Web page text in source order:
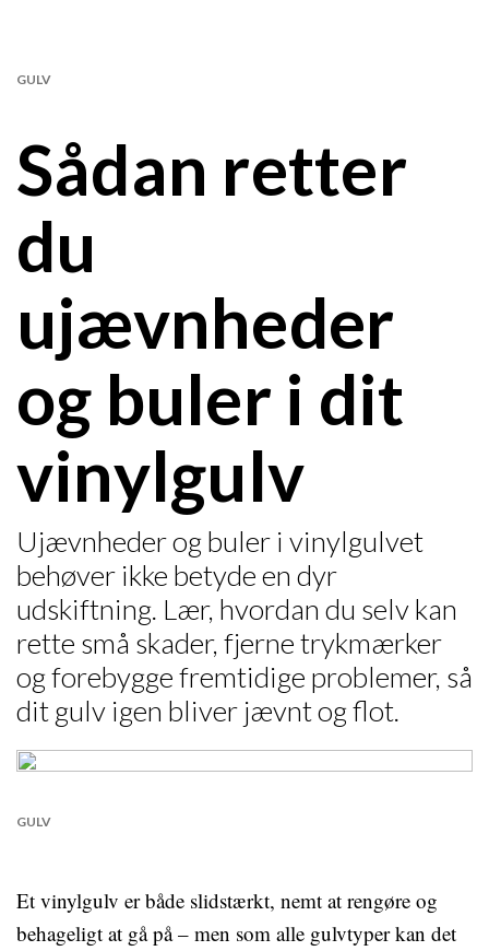
Sådan retter
du
ujævnheder
og buler i dit
vinylgulv
GULV
Ujævnheder og buler i vinylgulvet
behøver ikke betyde en dyr
udskiftning. Lær, hvordan du selv kan
rette små skader, fjerne trykmærker
og forebygge fremtidige problemer, så
dit gulv igen bliver jævnt og flot.
GULV
Et vinylgulv er både slidstærkt, nemt at rengøre og
behageligt at gå på – men som alle gulvtyper kan det